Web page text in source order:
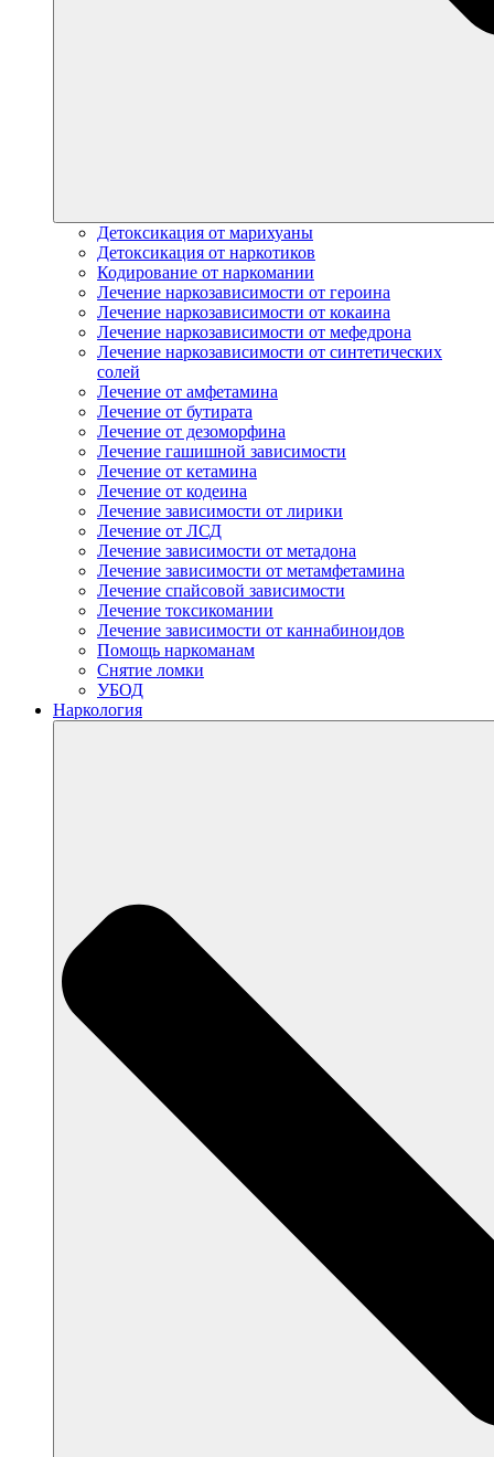
Детоксикация от марихуаны
Детоксикация от наркотиков
Кодирование от наркомании
Лечение наркозависимости от героина
Лечение наркозависимости от кокаина
Лечение наркозависимости от мефедрона
Лечение наркозависимости от синтетических
солей
Лечение от амфетамина
Лечение от бутирата
Лечение от дезоморфина
Лечение гашишной зависимости
Лечение от кетамина
Лечение от кодеина
Лечение зависимости от лирики
Лечение от ЛСД
Лечение зависимости от метадона
Лечение зависимости от метамфетамина
Лечение спайсовой зависимости
Лечение токсикомании
Лечение зависимости от каннабиноидов
Помощь наркоманам
Снятие ломки
УБОД
Наркология